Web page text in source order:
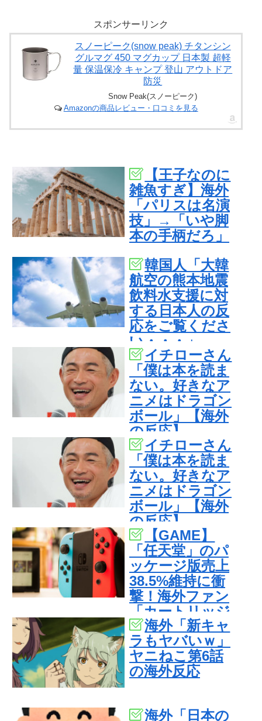
スポンサーリンク
スノーピーク(snow peak) チタンシン
グルマグ 450 マグカップ 日本製 超軽
量 保温保冷 キャンプ 登山 アウトドア
防災
Snow Peak(スノーピーク)
Amazonの商品レビュー・口コミを見る
【王子なのに
雑魚すぎ】海外
「パリスは名演
技」→「いや脚
本の手柄だろ」
韓国人「大韓
航空の熊本地震
飲料水支援に対
する日本人の反
応をご覧くださ
い・・・」
→「」
イチローさん
「僕は本を読ま
ない。好きなア
ニメはドラゴン
ボール」【海外
の反応】
イチローさん
「僕は本を読ま
ない。好きなア
ニメはドラゴン
ボール」【海外
の反応】
【GAME】
「任天堂」のパ
ッケージ版売上
38.5%維持に衝
撃！海外ファン
「カートリッジ
こそ至高」
海外「新キャ
ラもヤバいｗ」
ヤニねこ第6話
の海外反応
海外「日本の